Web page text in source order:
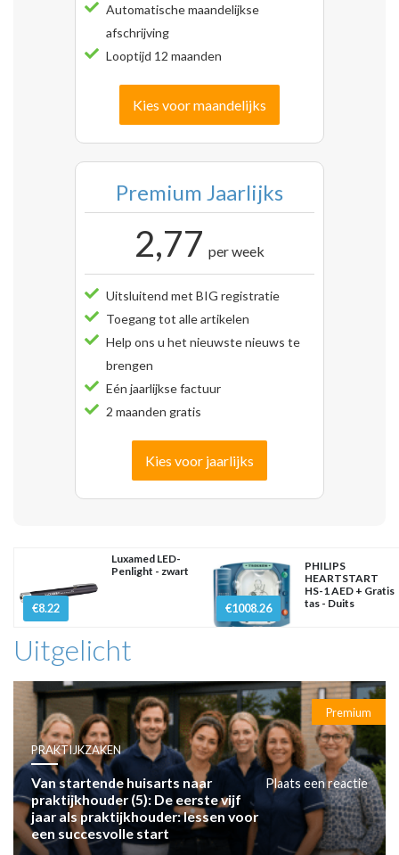
Automatische maandelijkse
afschrijving
Looptijd 12 maanden
Kies voor maandelijks
Premium Jaarlijks
2,77 per week
Uitsluitend met BIG registratie
Toegang tot alle artikelen
Help ons u het nieuwste nieuws te
brengen
Eén jaarlijkse factuur
2 maanden gratis
Kies voor jaarlijks
€8.22
Luxamed LED-
Penlight - zwart
€1008.26
PHILIPS
HEARTSTART
HS-1 AED + Gratis
tas - Duits
Uitgelicht
Premium
PRAKTIJKZAKEN
Van startende huisarts naar
praktijkhouder (5): De eerste vijf
jaar als praktijkhouder: lessen voor
een succesvolle start
Plaats een reactie